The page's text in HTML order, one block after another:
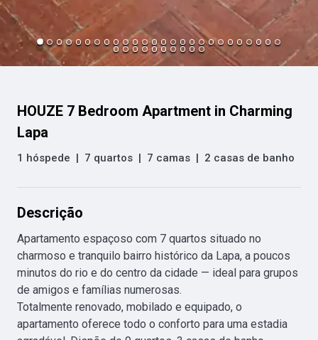
HOUZE 7 Bedroom Apartment in Charming
Lapa
1 hóspede | 7 quartos | 7 camas | 2 casas de banho
Descrição
Apartamento espaçoso com 7 quartos situado no
charmoso e tranquilo bairro histórico da Lapa, a poucos
minutos do rio e do centro da cidade — ideal para grupos
de amigos e famílias numerosas.
Totalmente renovado, mobilado e equipado, o
apartamento oferece todo o conforto para uma estadia